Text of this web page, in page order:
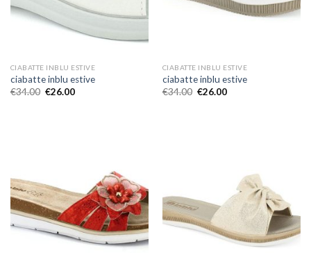
CIABATTE INBLU ESTIVE
ciabatte inblu estive
€34.00 €26.00
CIABATTE INBLU ESTIVE
ciabatte inblu estive
€34.00 €26.00